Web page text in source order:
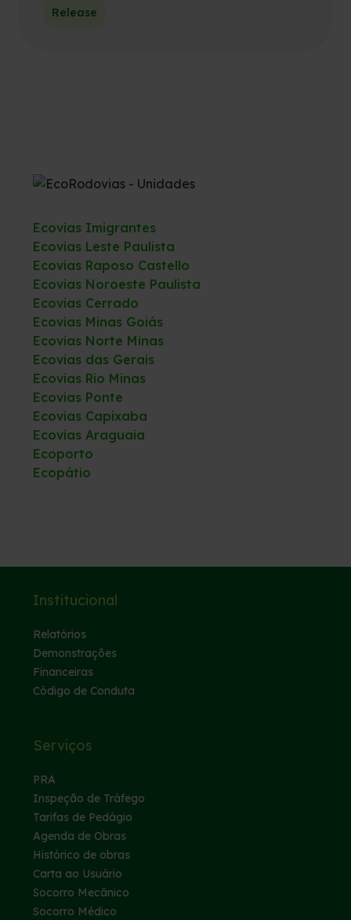
Release
Ecovias Imigrantes
Ecovias Leste Paulista
Ecovias Raposo Castello
Ecovias Noroeste Paulista
Ecovias Cerrado
Ecovias Minas Goiás
Ecovias Norte Minas
Ecovias das Gerais
Ecovias Rio Minas
Ecovias Ponte
Ecovias Capixaba
Ecovias Araguaia
Ecoporto
Ecopátio
Institucional
Relatórios
Demonstrações
Financeiras
Código de Conduta
Serviços
PRA
Inspeção de Tráfego
Tarifas de Pedágio
Agenda de Obras
Histórico de obras
Carta ao Usuário
Socorro Mecânico
Socorro Médico